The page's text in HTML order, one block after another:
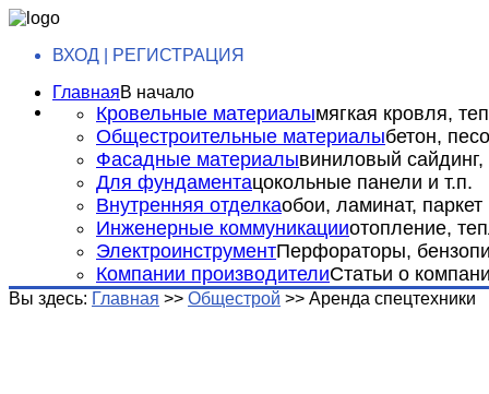
ВХОД | РЕГИСТРАЦИЯ
ГлавнаяВ начало
Кровельные материалымягкая кровля,
Общестроительные материалыбетон,
Фасадные материалывиниловый сайдинг,
Для фундаментацокольные панели и т.п.
Внутренняя отделкаобои, ламинат, паркет
Инженерные коммуникацииотопление,
ЭлектроинструментПерфораторы,
Компании производителиСтатьи о
Вы здесь: Главная >> Общестрой >> Аренда спецтехники